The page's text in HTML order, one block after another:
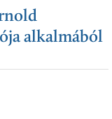
alkalmából